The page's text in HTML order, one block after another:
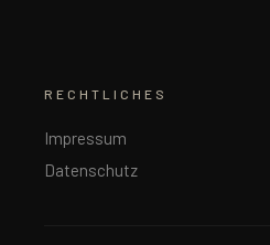
RECHTLICHES
Impressum
Datenschutz